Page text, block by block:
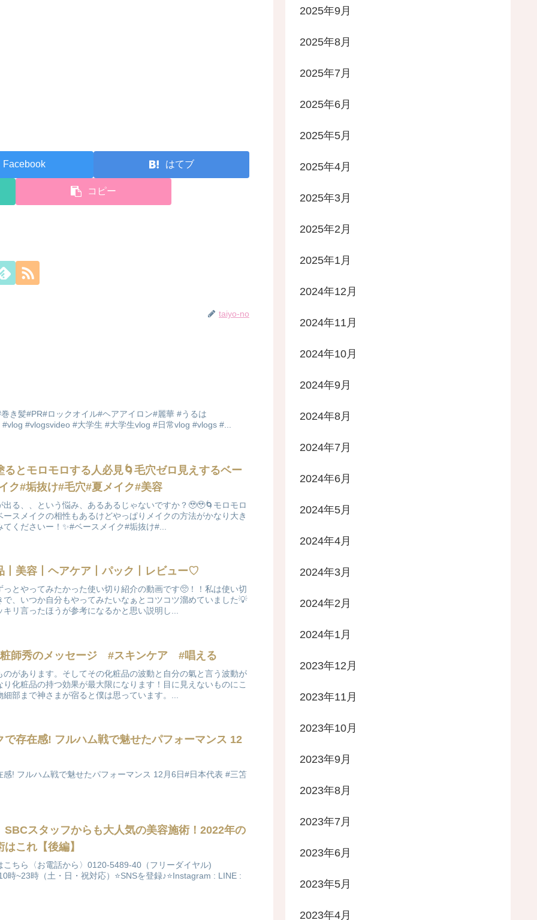
Facebook はてブ
コピー
taiyo-no
き髪#PR#ロックオイル#ヘアアイロン#麗華 #うるは
#vlogsvideo #大学生 #大学生vlog #日常vlog #vlogs #...
とモロモロする人必見🌀毛穴ゼロ見えするベー
イク#垢抜け#毛穴#夏メイク#美容
る、、という悩み、あるあるじゃないですか？🥹🥹🌀モロモロ
スメイクの相性もあるけどやっぱりメイクの方法がかなり大き
くださいー！✨#ベースメイク#垢抜け#...
丨美容丨ヘアケア丨パック丨レビュー♡
とやってみたかった使い切り紹介の動画です🥺！！私は使い切
、いつか自分もやってみたいなぁとコツコツ溜めていました💡
リ言ったほうが参考になるかと思い説明し...
師秀のメッセージ #スキンケア #唱える
があります。そしてその化粧品の波動と自分の氣と言う波動が
化粧品の持つ効果が最大限になります！目に見えないものにこ
部まで神さまが宿ると僕は思っています。...
で存在感! フルハム戦で魅せたパフォーマンス 12
! フルハム戦で魅せたパフォーマンス 12月6日#日本代表 #三笘
SBCスタッフからも大人気の美容施術！2022年の
これ【後編】
ちら〈お電話から〉0120-5489-40（フリーダイヤル)
時~23時（土・日・祝対応）⭐️SNSを登録♪⭐️Instagram : LINE :
2025年9月
2025年8月
2025年7月
2025年6月
2025年5月
2025年4月
2025年3月
2025年2月
2025年1月
2024年12月
2024年11月
2024年10月
2024年9月
2024年8月
2024年7月
2024年6月
2024年5月
2024年4月
2024年3月
2024年2月
2024年1月
2023年12月
2023年11月
2023年10月
2023年9月
2023年8月
2023年7月
2023年6月
2023年5月
2023年4月